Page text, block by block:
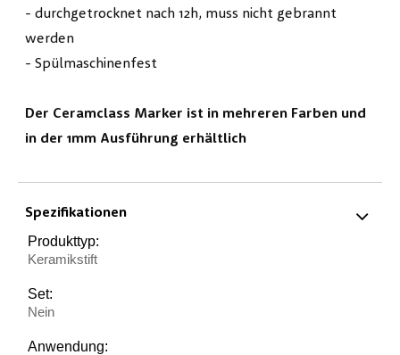
- durchgetrocknet nach 12h, muss nicht gebrannt
werden
- Spülmaschinenfest
Der Ceramclass Marker ist in mehreren Farben und
in der 1mm Ausführung erhältlich
Spezifikationen
Produkttyp:
Keramikstift
Set:
Nein
Anwendung: